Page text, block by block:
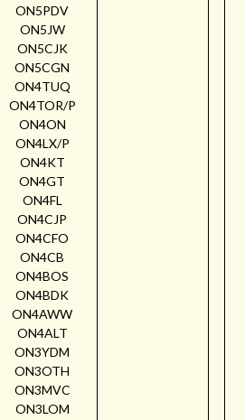
ON5PDV
ON5JW
ON5CJK
ON5CGN
ON4TUQ
ON4TOR/P
ON4ON
ON4LX/P
ON4KT
ON4GT
ON4FL
ON4CJP
ON4CFO
ON4CB
ON4BOS
ON4BDK
ON4AWW
ON4ALT
ON3YDM
ON3OTH
ON3MVC
ON3LOM